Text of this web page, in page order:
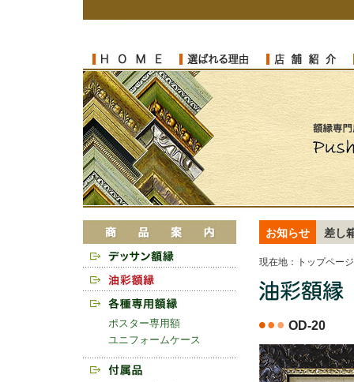
OD-20
ポスター専用額
ユニフォームケース
現在地： トップページ
お知らせ 差し